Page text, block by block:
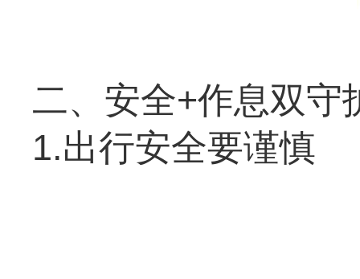
二、安全+作息双守
1.出行安全要谨慎